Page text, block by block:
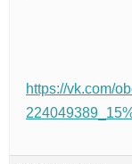
https://vk.com/